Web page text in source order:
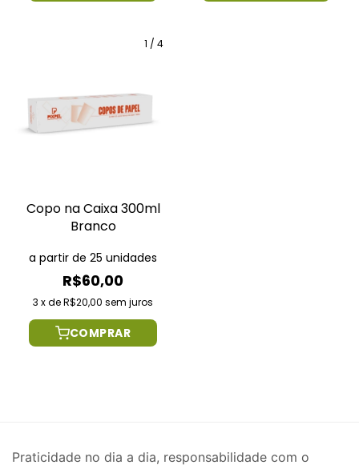
1 / 4
Copo na Caixa 300ml
Branco
R$60,00
3 xdeR$20,00 sem juros
a partir de 25 unidades
COMPRAR
Praticidade no dia a dia, responsabilidade com o